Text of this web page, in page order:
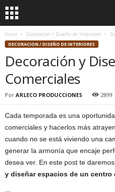
Inicio Decoracion / Diseño de Interiores
DECORACION / DISEÑO DE INTERIORES
Decoración y
Comerciales
Por ARLECO PRODUCCIONES 2899
Cada temporada es una
comerciales y hacerlos más
cuando no se está viviendo una
generar la armonía que encaje
desea ver. En este post te
y diseñar espacios de un centro